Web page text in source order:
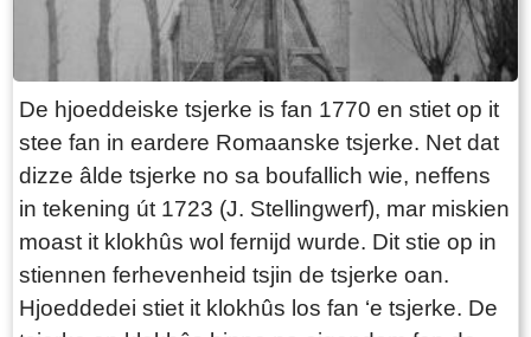
ZATHE en LANDEN met de Huizinge, Schure,
Hovinge en wydere annexen gelegen in
Folsgare, groot in het geheel, 40 een tweede
Pondematen belast met 19 Floreen by JELLE
PYTTERS bewoond Petry en May 1793 vry van
Huur, te huur doende boven de lasten a 222
Car. Guldens waarop per Pondem. geboden is
111 g.gls. Jelle Pytters (Pieters) is de zoon van
Pytter Jelles en Ytie Jorrits. Pytter en Ytie zijn in
1757 getrouwd in Oosthem en boeren daarna in
De hjoeddeiske tsjerke is fan 1770 en stiet op it
stee fan in eardere Romaanske tsjerke. Net dat
dizze âlde tsjerke no sa boufallich wie, neffens
in tekening út 1723 (J. Stellingwerf), mar miskien
moast it klokhûs wol fernijd wurde. Dit stie op in
stiennen ferhevenheid tsjin de tsjerke oan.
Hjoeddedei stiet it klokhûs los fan ‘e tsjerke. De